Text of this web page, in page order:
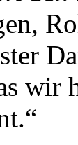
wir